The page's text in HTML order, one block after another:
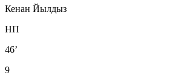
Кенан Йылдыз
НП
46’
9